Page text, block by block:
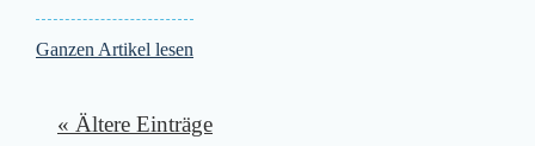
Ganzen Artikel lesen
« Ältere Einträge